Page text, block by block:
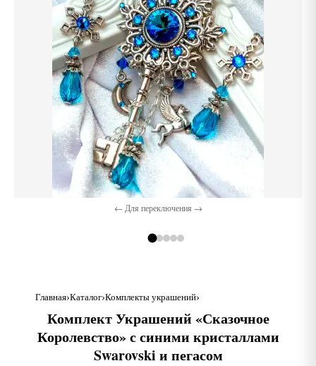
← Для переключения →
Главная Каталог Комплекты украшений
Комплект Украшений «Сказочное
Королевство» с синими кристаллами
Swarovski и пегасом